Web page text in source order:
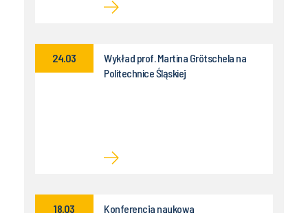
Wykład prof. Martina Grötschela na
Politechnice Śląskiej
24.03
Konferencja naukowa
18.03